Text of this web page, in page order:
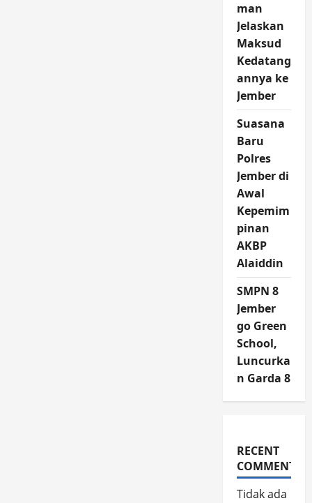
man
Jelaskan
Maksud
Kedatang
annya ke
Jember
Suasana
Baru
Polres
Jember di
Awal
Kepemim
pinan
AKBP
Alaiddin
SMPN 8
Jember
go Green
School,
Luncurka
n Garda 8
RECENT
COMMENTS
Tidak ada